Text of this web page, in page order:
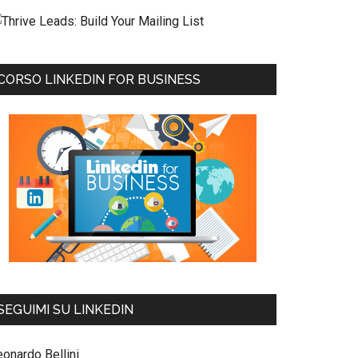
LINKEDIN FOR BUSINESS
SU LINKEDIN
Bellini